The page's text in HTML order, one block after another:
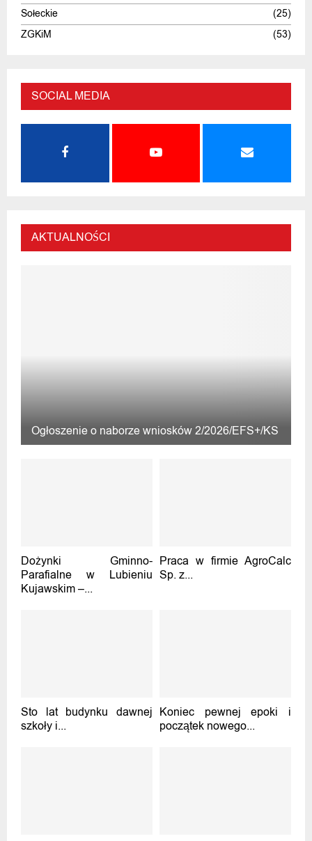
Sołeckie
(25)
ZGKiM
(53)
SOCIAL MEDIA
AKTUALNOŚCI
Ogłoszenie o naborze wniosków 2/2026/EFS+/KS
Dożynki Gminno-
Parafialne w Lubieniu
Kujawskim –...
Praca w firmie AgroCalc
Sp. z...
Sto lat budynku dawnej
szkoły i...
Koniec pewnej epoki i
początek nowego...